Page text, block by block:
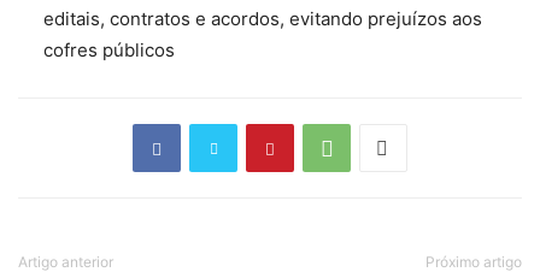
editais, contratos e acordos, evitando prejuízos aos
cofres públicos
Artigo anterior Próximo artigo